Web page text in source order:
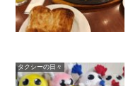
タクシーの日々